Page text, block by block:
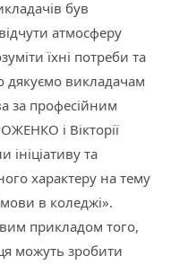
був
атмосферу
їхні потреби та
дякуємо викладачам
за професійним
і Вікторії
та
характеру на тему
в коледжі».
прикладом того,
можуть зробити